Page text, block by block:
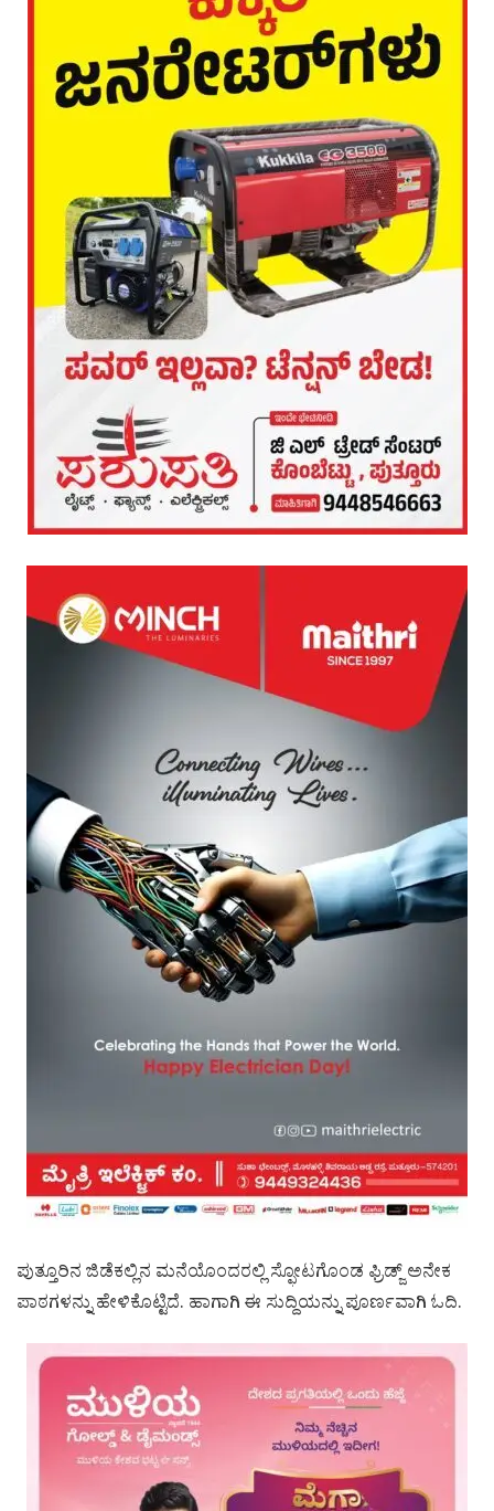
ಪುತ್ತೂರಿನ ಜಿಡೆಕಲ್ಲಿನ ಮನೆಯೊಂದರಲ್ಲಿ ಸ್ಫೋಟಗೊಂಡ ಫ್ರಿಡ್ಜ್ ಅನೇಕ
ಪಾಠಗಳನ್ನು ಹೇಳಿಕೊಟ್ಟಿದೆ. ಹಾಗಾಗಿ ಈ ಸುದ್ದಿಯನ್ನು ಪೂರ್ಣವಾಗಿ ಓದಿ.